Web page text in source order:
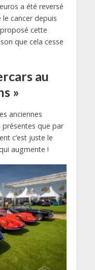
a été reversé
cancer depuis
cette
que cela cesse
au
»
anciennes
que par
c’est juste le
augmente !